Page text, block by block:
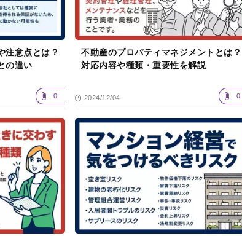
注意点とは？
の違い
0
不動産のプロパティマネジメントとは？
対応内容や種類・重要性を解説
2024/12/04 0